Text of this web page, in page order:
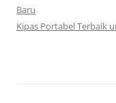
Baru
Kipas Portabel Terbaik